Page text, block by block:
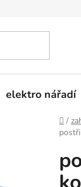
elektro nářadí
/